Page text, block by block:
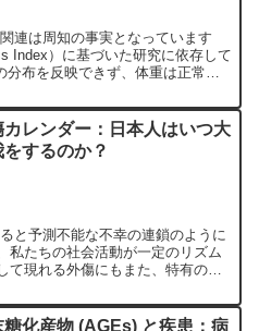
連は周知の事実となっています
Index）に基づいた研究に依存して
布を反映できず、体重は正常で
カレンダー：日本人はいつ大
をするのか？
と予測不能な不幸の連鎖のように
私たちの社会活動が一定のリズム
現れる外傷にもまた、特有の秩
糖化産物 (AGEs) と疾患：病